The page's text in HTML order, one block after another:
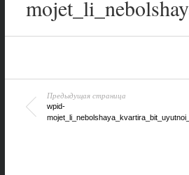
Предыдущая страница
wpid-